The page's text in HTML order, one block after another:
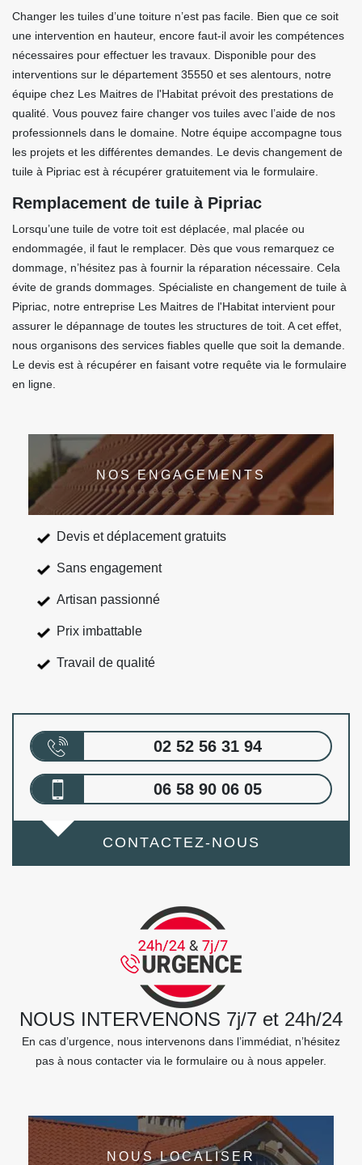
Changer les tuiles d’une toiture n’est pas facile. Bien que ce soit
une intervention en hauteur, encore faut-il avoir les compétences
nécessaires pour effectuer les travaux. Disponible pour des
interventions sur le département 35550 et ses alentours, notre
équipe chez Les Maitres de l'Habitat prévoit des prestations de
qualité. Vous pouvez faire changer vos tuiles avec l’aide de nos
professionnels dans le domaine. Notre équipe accompagne tous
les projets et les différentes demandes. Le devis changement de
tuile à Pipriac est à récupérer gratuitement via le formulaire.
Remplacement de tuile à Pipriac
Lorsqu’une tuile de votre toit est déplacée, mal placée ou
endommagée, il faut le remplacer. Dès que vous remarquez ce
dommage, n’hésitez pas à fournir la réparation nécessaire. Cela
évite de grands dommages. Spécialiste en changement de tuile à
Pipriac, notre entreprise Les Maitres de l'Habitat intervient pour
assurer le dépannage de toutes les structures de toit. A cet effet,
nous organisons des services fiables quelle que soit la demande.
Le devis est à récupérer en faisant votre requête via le formulaire
en ligne.
NOS ENGAGEMENTS
Devis et déplacement gratuits
Sans engagement
Artisan passionné
Prix imbattable
Travail de qualité
02 52 56 31 94
06 58 90 06 05
CONTACTEZ-NOUS
NOUS INTERVENONS 7j/7 et 24h/24
En cas d’urgence, nous intervenons dans l’immédiat, n’hésitez
pas à nous contacter via le formulaire ou à nous appeler.
NOUS LOCALISER